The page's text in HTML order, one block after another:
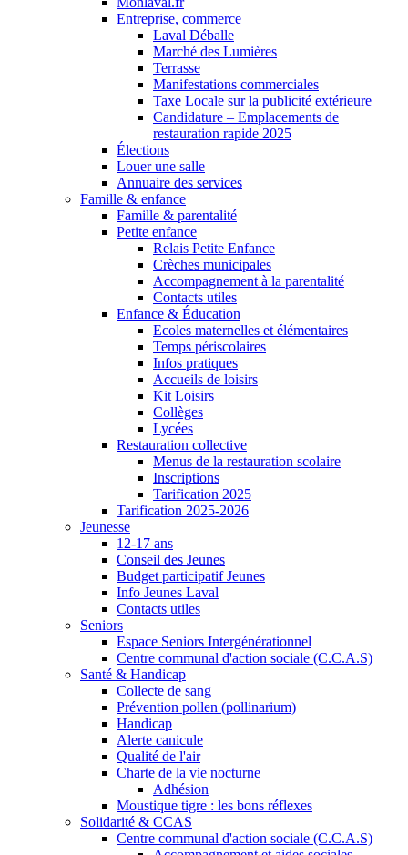
Entreprise, commerce
Laval Déballe
Marché des Lumières
Terrasse
Manifestations commerciales
Taxe Locale sur la publicité extérieure
Candidature – Emplacements de
restauration rapide 2025
Élections
Louer une salle
Annuaire des services
Famille & enfance
Famille & parentalité
Petite enfance
Relais Petite Enfance
Crèches municipales
Accompagnement à la parentalité
Contacts utiles
Enfance & Éducation
Ecoles maternelles et élémentaires
Temps périscolaires
Infos pratiques
Accueils de loisirs
Kit Loisirs
Collèges
Lycées
Restauration collective
Menus de la restauration scolaire
Inscriptions
Tarification 2025
Tarification 2025-2026
Jeunesse
12-17 ans
Conseil des Jeunes
Budget participatif Jeunes
Info Jeunes Laval
Contacts utiles
Seniors
Espace Seniors Intergénérationnel
Centre communal d'action sociale (C.C.A.S)
Santé & Handicap
Collecte de sang
Prévention pollen (pollinarium)
Handicap
Alerte canicule
Qualité de l'air
Charte de la vie nocturne
Adhésion
Moustique tigre : les bons réflexes
Solidarité & CCAS
Centre communal d'action sociale (C.C.A.S)